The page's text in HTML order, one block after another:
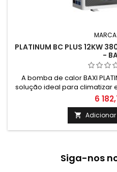
MARCA:
PLATINUM BC PLUS 12KW
-
A bomba de calor BAXI
solução ideal para climatizar
sustentável. Com
energética, garante conforto
energéticos.
6

Siga-nos